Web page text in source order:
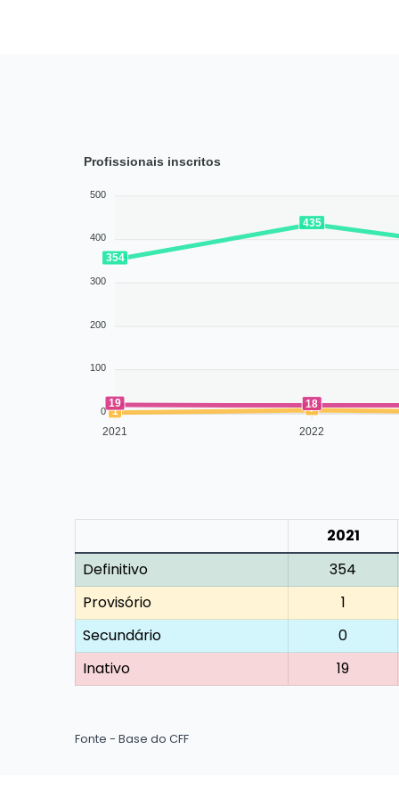
2021 2022
354
435
1 7
19 18
Profissionais inscritos
500
400
300
200
100
0
2021
Definitivo
354
Provisório
1
Secundário
0
Inativo
19
Fonte - Base do CFF